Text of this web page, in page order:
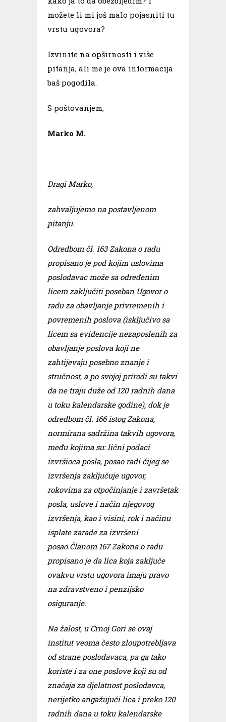
možete li mi još malo pojasniti tu
vrstu ugovora?
Izvinite na opširnosti i više
pitanja, ali me je ova informacija
baš pogodila.
S poštovanjem,
Marko M.
Dragi Marko,
zahvaljujemo na postavljenom
pitanju.
Odredbom čl. 163 Zakona o radu
propisano je pod kojim uslovima
poslodavac može sa određenim
licem zaključiti poseban Ugovor o
radu za obavljanje privremenih i
povremenih poslova (isključivo sa
licem sa evidencije nezaposlenih za
obavljanje poslova koji ne
zahtijevaju posebno znanje i
stručnost, a po svojoj prirodi su takvi
da ne traju duže od 120 radnih dana
u toku kalendarske godine), dok je
odredbom čl. 166 istog Zakona,
normirana sadržina takvih ugovora,
među kojima su: lični podaci
izvršioca posla, posao radi čijeg se
izvršenja zaključuje ugovor,
rokovima za otpočinjanje i završetak
posla, uslove i način njegovog
izvršenja, kao i visini, rok i načinu
isplate zarade za izvršeni
posao.Članom 167 Zakona o radu
propisano je da lica koja zaključe
ovakvu vrstu ugovora imaju pravo
na zdravstveno i penzijsko
osiguranje.
Na žalost, u Crnoj Gori se ovaj
institut veoma često zloupotrebljava
od strane poslodavaca, pa ga tako
koriste i za one poslove koji su od
značaja za djelatnost poslodavca,
nerijetko angažujući lica i preko 120
radnih dana u toku kalendarske